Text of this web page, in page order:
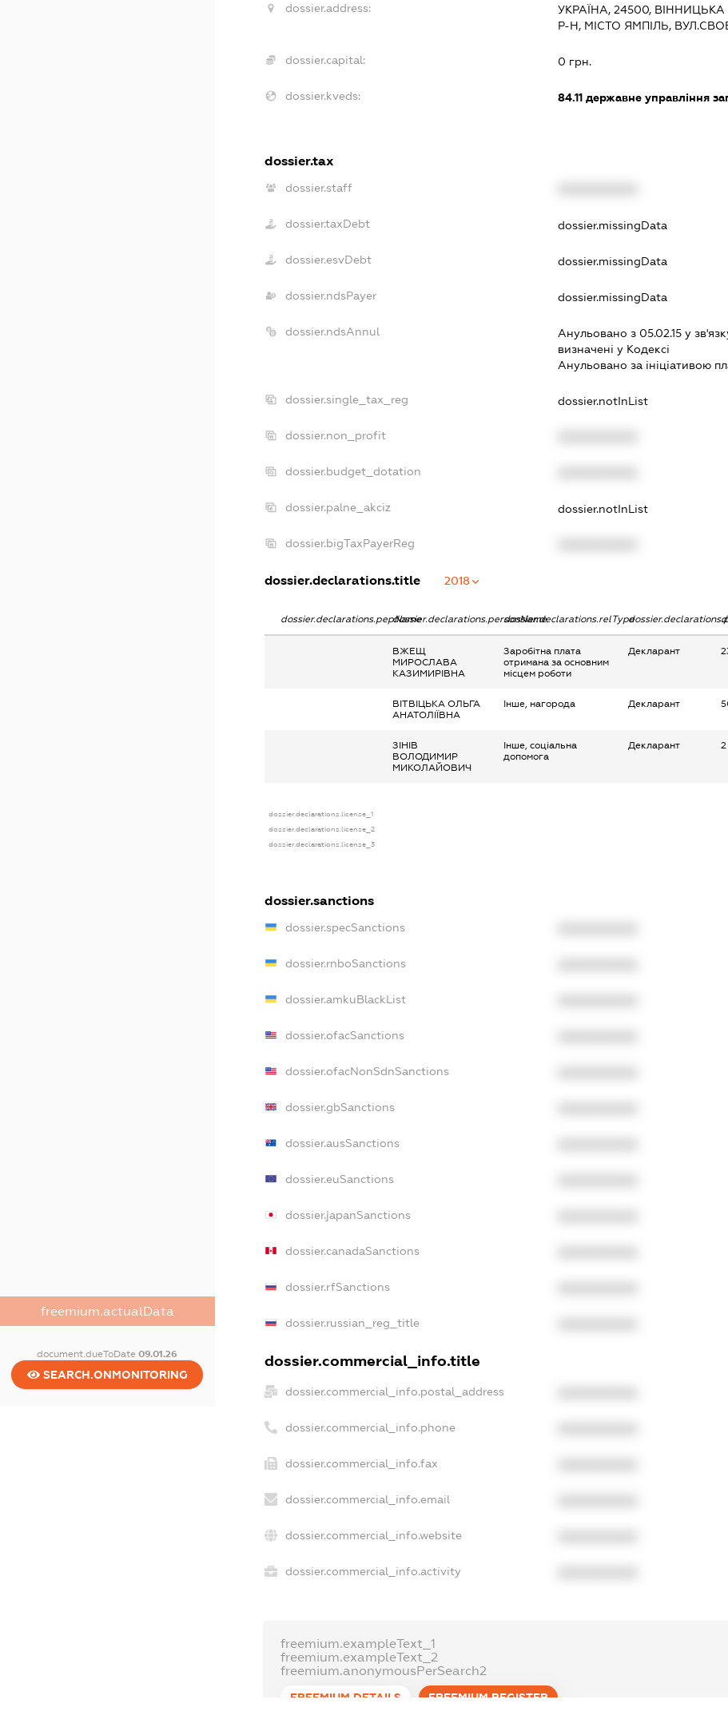
freemium.actualData
document.dueToDate09.01.26
SEARCH.ONMONITORING
dossier.address:
УКРАЇНА, 24500,
Р-Н, МІСТО ЯМПІЛЬ,
dossier.capital: 0 грн.
dossier.kveds: 84.11 державне управління
dossier.tax
dossier.staff
dossier.taxDebt dossier.missingData
dossier.esvDebt dossier.missingData
dossier.ndsPayer dossier.missingData
dossier.ndsAnnul Анульовано з 05.02.15 у
визначенi у Кодексi
Анульовано за iнiцiативою
dossier.single_tax_reg dossier.notInList
dossier.non_profit
dossier.budget_dotation
dossier.palne_akciz dossier.notInList
dossier.bigTaxPayerReg
dossier.declarations.title 2018
dossier.declarations.pepNamedossier.declarations.personNamedossier.declarations.relType
ВЖЕЩ
МИРОСЛАВА
КАЗИМИРІВНА
Заробітна плата
отримана за основним
місцем роботи
Декларант
ВІТВІЦЬКА ОЛЬГА
АНАТОЛІЇВНА
Інше, нагорода Декларант
ЗІНІВ
ВОЛОДИМИР
МИКОЛАЙОВИЧ
Інше, соціальна
допомога
Декларант
dossier.declarations.license_1
dossier.declarations.license_2
dossier.declarations.license_3
dossier.sanctions
dossier.specSanctions
dossier.rnboSanctions
dossier.amkuBlackList
dossier.ofacSanctions
dossier.ofacNonSdnSanctions
dossier.gbSanctions
dossier.ausSanctions
dossier.euSanctions
dossier.japanSanctions
dossier.canadaSanctions
dossier.rfSanctions
dossier.russian_reg_title
dossier.commercial_info.title
dossier.commercial_info.postal_address
dossier.commercial_info.phone
dossier.commercial_info.fax
dossier.commercial_info.email
dossier.commercial_info.website
dossier.commercial_info.activity
freemium.exampleText_1
freemium.exampleText_2
freemium.anonymousPerSearch2
FREEMIUM.DETAILS FREEMIUM.REGISTER